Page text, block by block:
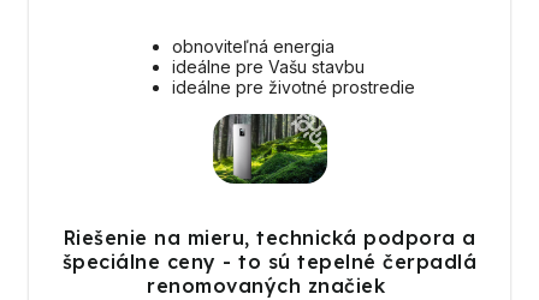
obnoviteľná energia
ideálne pre Vašu stavbu
ideálne pre životné prostredie
Riešenie na mieru, technická podpora a
špeciálne ceny - to sú tepelné čerpadlá
renomovaných značiek